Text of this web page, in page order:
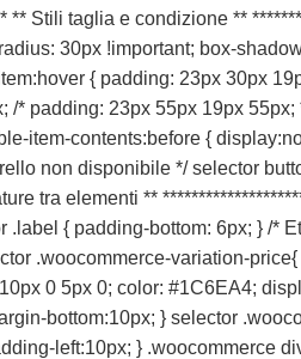
** Stili taglia e condizione **
30px !important; box-
{ padding: 23px 30px
* padding: 23px 55px 19px
item-contents:before {
non disponibile */ selector
tra elementi **
{ padding-bottom: 6px; } /*
.woocommerce-variation-
0 5px 0; color: #1C6EA4;
bottom:10px; } selector
left:10px; } .woocommerce